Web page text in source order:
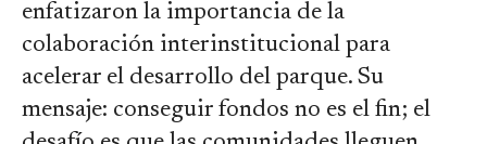
enfatizaron la importancia de la
colaboración interinstitucional para
acelerar el desarrollo del parque. Su
mensaje: conseguir fondos no es el fin; el